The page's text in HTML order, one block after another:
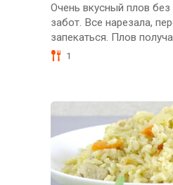
Очень вкусный плов
забот. Все нарезала,
запекаться. Плов
1